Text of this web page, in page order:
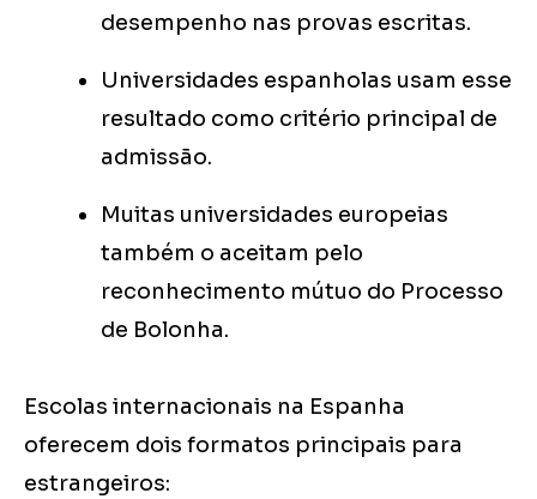
desempenho nas provas escritas.
Universidades espanholas usam esse
resultado como critério principal de
admissão.
Muitas universidades europeias
também o aceitam pelo
reconhecimento mútuo do Processo
de Bolonha.
Escolas internacionais na Espanha
oferecem dois formatos principais para
estrangeiros: